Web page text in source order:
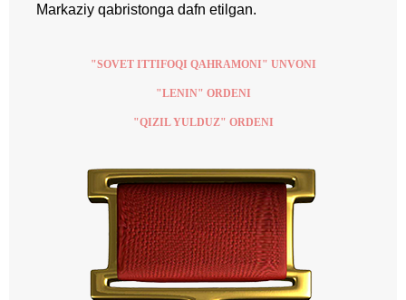
Markaziy qabristonga dafn etilgan.
"SOVET ITTIFOQI QAHRAMONI" UNVONI
"LENIN" ORDENI
"QIZIL YULDUZ" ORDENI